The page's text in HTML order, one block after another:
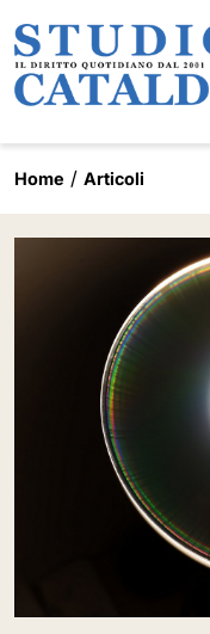
Home Articoli